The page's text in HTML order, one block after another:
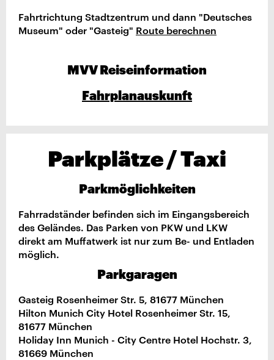
Fahrtrichtung Stadtzentrum und dann "Deutsches
Museum" oder "Gasteig" Route berechnen
MVV Reiseinformation
Fahrplanauskunft
Parkplätze / Taxi
Parkmöglichkeiten
Fahrradständer befinden sich im Eingangsbereich
des Geländes. Das Parken von PKW und LKW
direkt am Muffatwerk ist nur zum Be- und Entladen
möglich.
Parkgaragen
Gasteig Rosenheimer Str. 5, 81677 München
Hilton Munich City Hotel Rosenheimer Str. 15,
81677 München
Holiday Inn Munich - City Centre Hotel Hochstr. 3,
81669 München